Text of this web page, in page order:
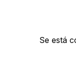
Se está